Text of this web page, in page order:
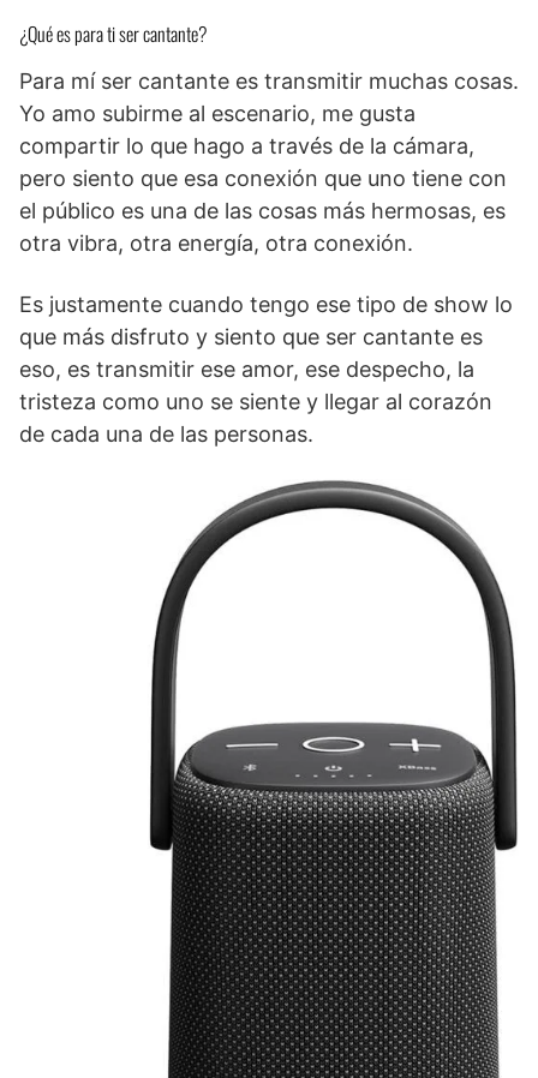
¿Qué es para ti ser cantante?
Para mí ser cantante es transmitir muchas cosas.
Yo amo subirme al escenario, me gusta
compartir lo que hago a través de la cámara,
pero siento que esa conexión que uno tiene con
el público es una de las cosas más hermosas, es
otra vibra, otra energía, otra conexión.
Es justamente cuando tengo ese tipo de show lo
que más disfruto y siento que ser cantante es
eso, es transmitir ese amor, ese despecho, la
tristeza como uno se siente y llegar al corazón
de cada una de las personas.